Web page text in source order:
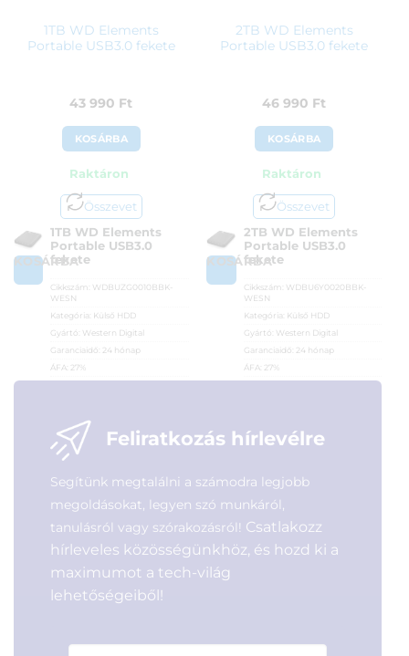
1TB WD Elements
Portable USB3.0 fekete
43 990 Ft
KOSÁRBA
Raktáron
Összevet
KOSÁRBA
1TB WD Elements
Portable USB3.0
fekete
Cikkszám: WDBUZG0010BBK-
WESN
Kategória: Külső HDD
Gyártó: Western Digital
Garanciaidő:
24 hónap
ÁFA:
27%
2TB WD Elements
Portable USB3.0 fekete
46 990 Ft
KOSÁRBA
Raktáron
Összevet
KOSÁRBA
2TB WD Elements
Portable USB3.0
fekete
Cikkszám: WDBU6Y0020BBK-
WESN
Kategória: Külső HDD
Gyártó: Western Digital
Garanciaidő:
24 hónap
ÁFA:
27%
Feliratkozás hírlevélre
Segítünk megtalálni a számodra legjobb
megoldásokat, legyen szó munkáról,
tanulásról vagy szórakozásról! Csatlakozz
hírleveles közösségünkhöz, és hozd ki a
maximumot a tech-világ
lehetőségeiből!